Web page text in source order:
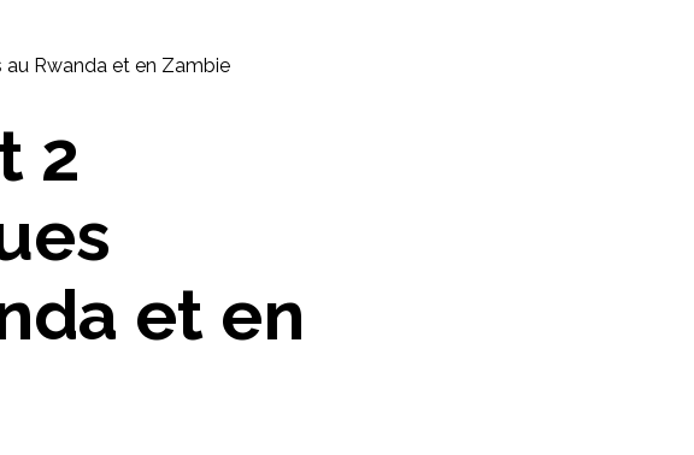
Rwanda et en Zambie
2
et en